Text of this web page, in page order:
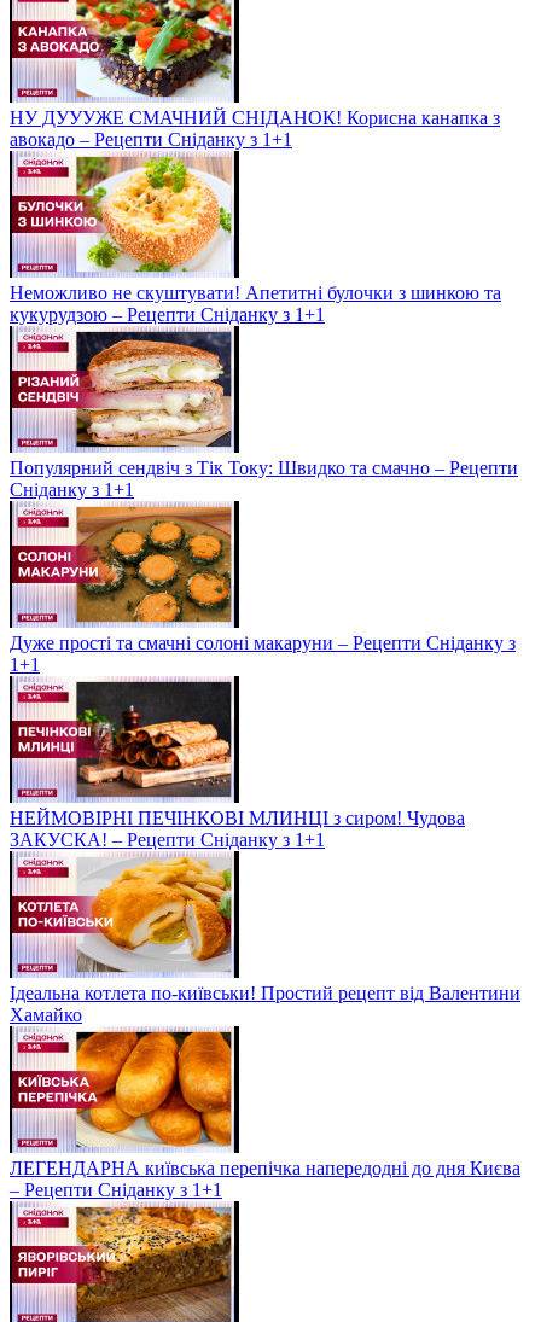
НУ ДУУУЖЕ СМАЧНИЙ СНІДАНОК! Корисна канапка з
авокадо – Рецепти Сніданку з 1+1
Неможливо не скуштувати! Апетитні булочки з шинкою та
кукурудзою – Рецепти Сніданку з 1+1
Популярний сендвіч з Тік Току: Швидко та смачно – Рецепти
Сніданку з 1+1
Дуже прості та смачні солоні макаруни – Рецепти Сніданку з
1+1
НЕЙМОВІРНІ ПЕЧІНКОВІ МЛИНЦІ з сиром! Чудова
ЗАКУСКА! – Рецепти Сніданку з 1+1
Ідеальна котлета по-київськи! Простий рецепт від Валентини
Хамайко
ЛЕГЕНДАРНА київська перепічка напередодні до дня Києва
– Рецепти Сніданку з 1+1